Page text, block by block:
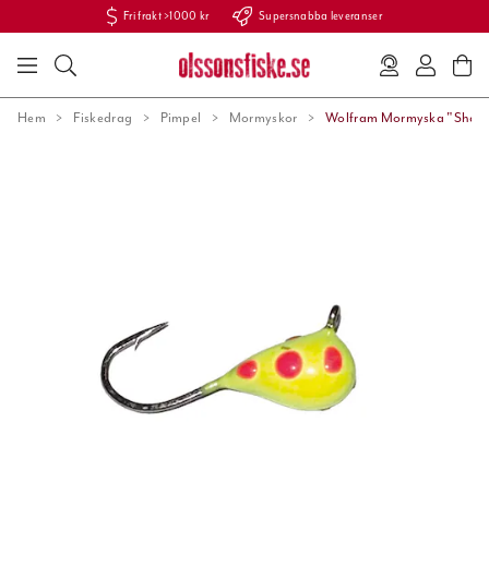
Fri frakt >1000 kr Supersnabba leveranser
Hem Fiskedrag Pimpel Mormyskor Wolfram Mormyska